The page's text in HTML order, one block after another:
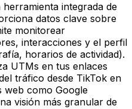
herramienta integrada de
datos clave sobre
monitorear
interacciones y el perfil
horarios de actividad).
UTMs en tus enlaces
tráfico desde TikTok en
web como Google
visión más granular de